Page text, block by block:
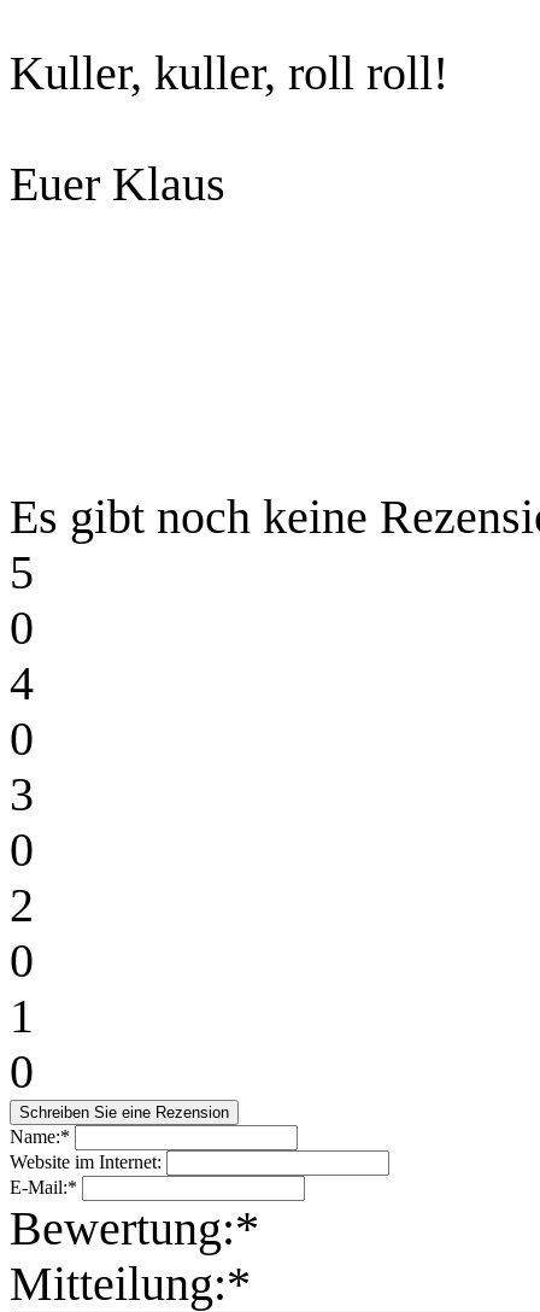
Kuller, kuller, roll roll!
Euer Klaus
Es gibt noch keine
5
0
4
0
3
0
2
0
1
0
Name:*
Website im Internet:
E-Mail:*
Bewertung:*
Mitteilung:*